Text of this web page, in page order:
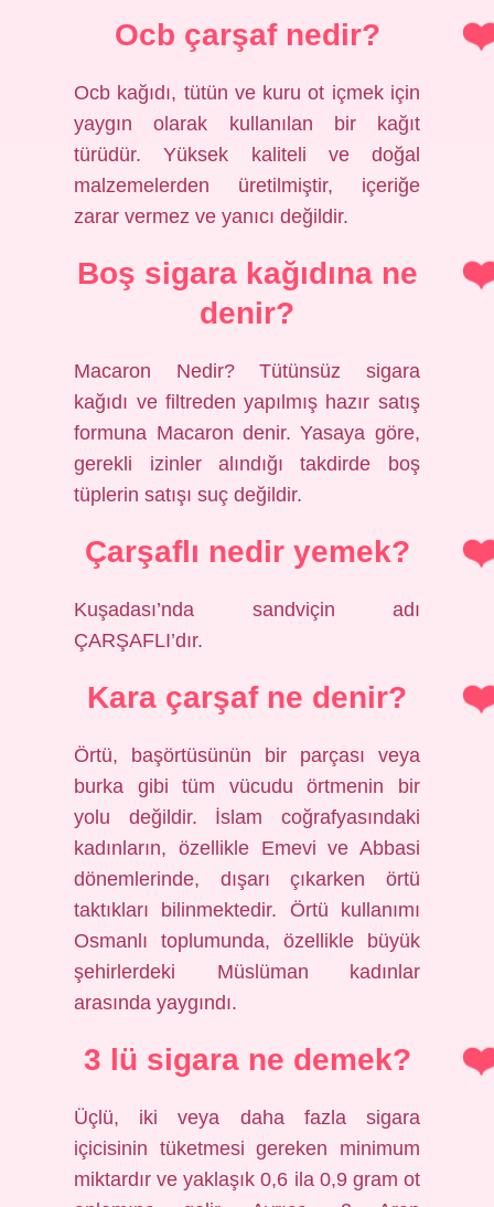
Ocb çarşaf nedir?
Ocb kağıdı, tütün ve kuru ot içmek için
yaygın olarak kullanılan bir kağıt
türüdür. Yüksek kaliteli ve doğal
malzemelerden üretilmiştir, içeriğe
zarar vermez ve yanıcı değildir.
Boş sigara kağıdına ne
denir?
Macaron Nedir? Tütünsüz sigara
kağıdı ve filtreden yapılmış hazır satış
formuna Macaron denir. Yasaya göre,
gerekli izinler alındığı takdirde boş
tüplerin satışı suç değildir.
Çarşaflı nedir yemek?
Kuşadası’nda sandviçin adı
ÇARŞAFLI’dır.
Kara çarşaf ne denir?
Örtü, başörtüsünün bir parçası veya
burka gibi tüm vücudu örtmenin bir
yolu değildir. İslam coğrafyasındaki
kadınların, özellikle Emevi ve Abbasi
dönemlerinde, dışarı çıkarken örtü
taktıkları bilinmektedir. Örtü kullanımı
Osmanlı toplumunda, özellikle büyük
şehirlerdeki Müslüman kadınlar
arasında yaygındı.
3 lü sigara ne demek?
Üçlü, iki veya daha fazla sigara
içicisinin tüketmesi gereken minimum
miktardır ve yaklaşık 0,6 ila 0,9 gram ot